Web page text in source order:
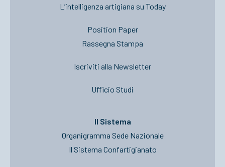
L’intelligenza artigiana su Today
Position Paper
Rassegna Stampa
Iscriviti alla Newsletter
Ufficio Studi
Il Sistema
Organigramma Sede Nazionale
Il Sistema Confartigianato